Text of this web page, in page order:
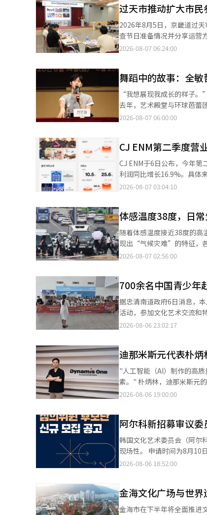
而第三只猪则杀死并吃掉了
原因。 三兄弟的差异通过动作和声音来表现。第一和第二只猪分别被赋予重复的动作和声音特征，而被吞下的狼再将
这些特征转移给第三只猪。随着彼此的
从孩子们身上获得了编舞和
也过来扔东西。我想三兄弟之间
样子。可能在排练时会完成
8月15日至17日在世宗文化
建筑工地，工人的生命和安全应放在首位，并
施和便利设施的运营状态，确保长
乐设施，他检查了设施的管理状态和
温让我很担心，看到市长亲
我倍感信任”，“市长细致
季，进一步完善高温应对体系。” 此外，金市长表示，在高温重大警报期间，将优先确保市民安
检查和高温应对体系。
过天市推动扩大市
2026年8月5日，京畿道过
查节日准备情况并分享运营方向。 据市政府介绍，报告会有来自过天市和过天文化基金会的相关人
天市议会议员、市民及地方艺术家等50余人参加。 与会者分享了
演、体验和休息的‘地泡村’。 表演内容也将得到扩展。将增加官方征集作品和海外表演团队的参与
增加表演次数，呈现多种类型的表演。 市民参与程序也将得到加强，公开招募市
央路与青沙路的市民参与游
游客的体验程序也将增加。 将设立面向儿童的‘地泡游乐场’、地泡市场和农夫市场等，让观众可以享受表演和体
验。 市政府将改善现场环境，安装防雨垫和遮阳篷、屋顶等设施，并补充安全管理计划，确保观众的便利和安全。
运营将直接影响节日的满意度，因此需要细致的准备。 特
节日成为市民与艺术家共同
时，申桂龙市长表示：“我
查安全和整体运营，确保
2026-08-07 06:24:00
舞蹈中的故事：全
“我想展现我成长的样子。” 马林斯基芭蕾团首席舞者全敏哲将在国内舞台上演出《天鹅湖》中的齐格弗里德王子。
去年，艺术殿堂与环球芭蕾
上展现他在马林斯基磨练出的成长。 全敏哲在8月6日于首尔瑞草区艺术殿堂举行的记者见
在俄罗斯最大的变化是演技。 “（马林斯基的）每位舞者都能传达各自角色的故事，这让我感到非常震惊。直
结束，他们都在用身体表达情感。
里德和罗密欧传达的感觉也截
生了变化。在韩国时，他大
感。“我常常沉浸在无数的思考中。” 这种变化将在他最爱的作品《天鹅湖》中得到体
词，尤其是天鹅与王子的初次相遇和与黑天鹅的表演。
感受到爱。当我结束演出
2026-08-07 06:00:00
CJ ENM第二季度营
CJ ENM于6日公布，今年
利润同比增长16.9%。具体
42.4%，达114亿韩元，成
过全球合作伙伴关系扩大品
Max和Disney+签署了合作
广告市场集中，整体需求疲
元，营业亏损为105亿韩元
内容的需求持续增长，表现
36.4%，为109亿韩元。电
将直播节目编辑成短视频
直播电商（MLC）的交易额
ENM相关人士表示：“媒体
扩展了附加业务，音乐艺术
2026-08-07 03:04:10
体感温度38度，日
随着体感温度接近38度的高
现出“气候灾难”的特征，各地主
几天体感温度将持续在38度
的“文化流动首尔广场”等5
暂时中止。这使得与活动相关的工作人员和附
个月的收入中断，生计问
让我感到无助。”他们纷纷诉说着高温带来的经济困境。
尔市启动了“停下、降温、
京畿道也启动了高温灾难安
理。地方市县也开始实施区
接暴露在健康威胁中的弱势
元的降温费用，并加强对贫民区居民的公
6万3000余人，市政府每天
现象，直接威胁到市民的
对。”※ 本报道经人工智能
2026-08-07 02:56:00
700余名中国青少年
据忠清南道政府6日消息，
活动，参加文化艺术交流和特色
此次中国青少年修学旅行团
年艺术交流、安全教育体验等具有忠
程中，将继续向旅行团推介
南道旅游奠定基础。 忠清南道还计划依托中国办事处，进一步加强与中国旅行社、线上旅游平台及相关机构的合作，
扩大在中国市场的宣传推广
游产品，提升中国游客在当地的停留时间和旅游消费。 忠清
极吸引更多海外游客到访，推动地区旅游业高质量发展
绕忠清南道第九届地方政
韩老年交流团等项目落地，
2026-08-06 23:02:17
迪那米斯元代表朴
"人工智能（AI）制作的高
素。" 朴炳林，迪那米斯元
上的开发理念。他曾在全球
的副作用，低质量、批量
能产生一定水平成果的环境
力。” 在这种变化中，游戏
可以由AI来高效化，但角色
补。”他表示，明确分工的
表性领域，亚文化类型便是
的增长下，形成了跨越国
的特点在于用户不仅仅消费
2026-08-06 19:00:00
阿尔科新招募审议
韩国文化艺术委员会（阿尔
现场性。 申请时间为8月10日至26日18时，申请将通过国家文化艺术支持系统（NCAS）进行。被选中的专家将从
2027年支持项目征集开始，在未来
内的多样活动累计达到10年
资格。 同时，公众推荐制度允许任何人在8月21日前进行推荐。被推荐的专家需在8月26日前在国家文化艺术支持系
2026-08-06 18:52:00
金海文化广场与世界
金海市在下半年将全面推进